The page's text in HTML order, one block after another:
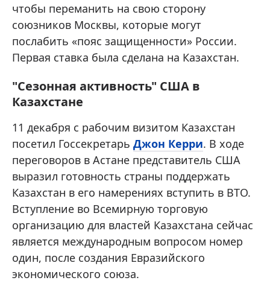
чтобы переманить на свою сторону
союзников Москвы, которые могут
послабить «пояс защищенности» России.
Первая ставка была сделана на Казахстан.
"Сезонная активность" США в
Казахстане
11 декабря с рабочим визитом Казахстан
посетил Госсекретарь Джон Керри. В ходе
переговоров в Астане представитель США
выразил готовность страны поддержать
Казахстан в его намерениях вступить в ВТО.
Вступление во Всемирную торговую
организацию для властей Казахстана сейчас
является международным вопросом номер
один, после создания Евразийского
экономического союза.